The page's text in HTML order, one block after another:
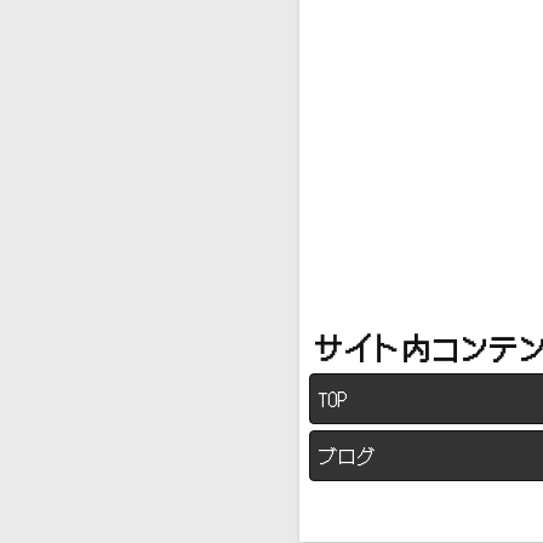
サイト内コンテ
TOP
ブログ